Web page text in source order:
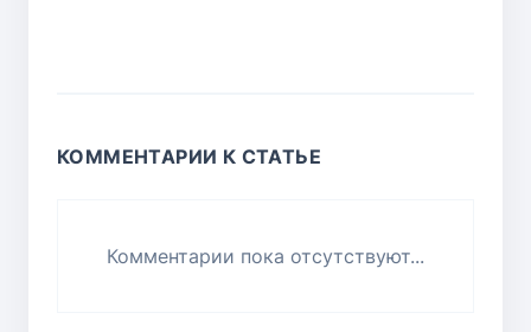
КОММЕНТАРИИ К СТАТЬЕ
Комментарии пока отсутствуют...